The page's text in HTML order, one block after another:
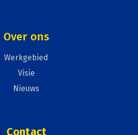
Over ons
Werkgebied
Visie
Nieuws
Contact